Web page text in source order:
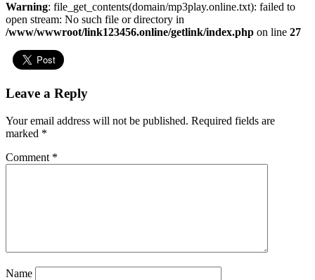
Warning: file_get_contents(domain/mp3play.online.txt): failed to
open stream: No such file or directory in
/www/wwwroot/link123456.online/getlink/index.php on line 27
Leave a Reply
Your email address will not be published. Required fields are
marked *
Comment *
Name